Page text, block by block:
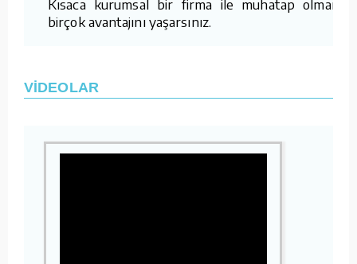
Kısaca kurumsal bir firma ile muhatap olmanın
birçok avantajını yaşarsınız.
VİDEOLAR